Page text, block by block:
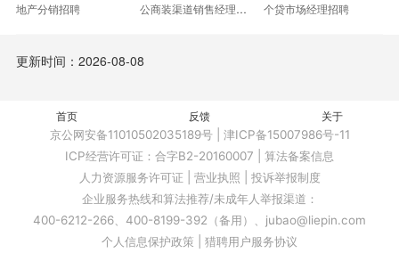
地产分销招聘
公商装渠道销售经理招聘
个贷市场经理招聘
审计渠道人员招聘
瓷砖渠道业务员招聘
网络规划管理招聘
五金渠道销售招聘 母婴门店开拓招聘
更新时间：2026-08-08
首页 反馈 关于